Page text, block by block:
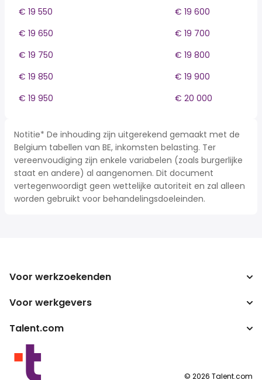
€ 19 550
€ 19 600
€ 19 650
€ 19 700
€ 19 750
€ 19 800
€ 19 850
€ 19 900
€ 19 950
€ 20 000
Notitie* De inhouding zijn uitgerekend gemaakt met de
Belgium tabellen van BE, inkomsten belasting. Ter
vereenvoudiging zijn enkele variabelen (zoals burgerlijke
staat en andere) al aangenomen. Dit document
vertegenwoordigt geen wettelijke autoriteit en zal alleen
worden gebruikt voor behandelingsdoeleinden.
Voor werkzoekenden
Jobs zoeken
Salarisomzetter
Voor werkgevers
Onderneming
Publisher programma's
Talent.com
Meer landen
Servicevoorwaarden
© 2026 Talent.com